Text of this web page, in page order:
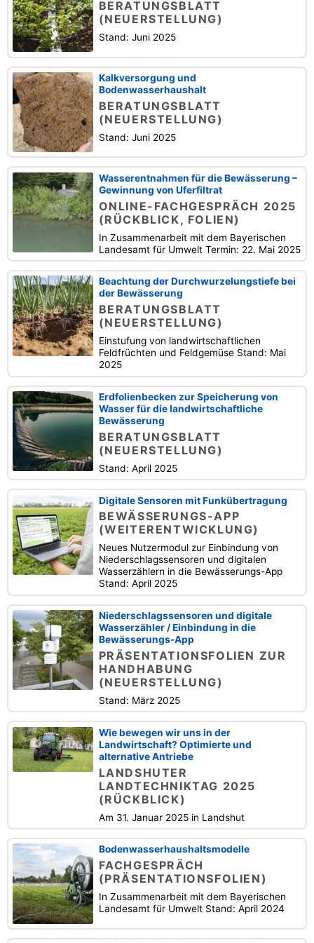
BERATUNGSBLATT
(NEUERSTELLUNG)
Stand: Juni 2025
Kalkversorgung und
Bodenwasserhaushalt
BERATUNGSBLATT
(NEUERSTELLUNG)
Stand: Juni 2025
Wasserentnahmen für die Bewässerung –
Gewinnung von Uferfiltrat
ONLINE-FACHGESPRÄCH 2025
(RÜCKBLICK, FOLIEN)
In Zusammenarbeit mit dem Bayerischen
Landesamt für Umwelt Termin: 22. Mai 2025
Beachtung der Durchwurzelungstiefe bei
der Bewässerung
BERATUNGSBLATT
(NEUERSTELLUNG)
Einstufung von landwirtschaftlichen
Feldfrüchten und Feldgemüse Stand: Mai
2025
Erdfolienbecken zur Speicherung von
Wasser für die landwirtschaftliche
Bewässerung
BERATUNGSBLATT
(NEUERSTELLUNG)
Stand: April 2025
Digitale Sensoren mit Funkübertragung
BEWÄSSERUNGS-APP
(WEITERENTWICKLUNG)
Neues Nutzermodul zur Einbindung von
Niederschlagssensoren und digitalen
Wasserzählern in die Bewässerungs-App
Stand: April 2025
Niederschlagssensoren und digitale
Wasserzähler / Einbindung in die
Bewässerungs-App
PRÄSENTATIONSFOLIEN ZUR
HANDHABUNG
(NEUERSTELLUNG)
Stand: März 2025
Wie bewegen wir uns in der
Landwirtschaft? Optimierte und
alternative Antriebe
LANDSHUTER
LANDTECHNIKTAG 2025
(RÜCKBLICK)
Am 31. Januar 2025 in Landshut
Bodenwasserhaushaltsmodelle
FACHGESPRÄCH
(PRÄSENTATIONSFOLIEN)
In Zusammenarbeit mit dem Bayerischen
Landesamt für Umwelt Stand: April 2024